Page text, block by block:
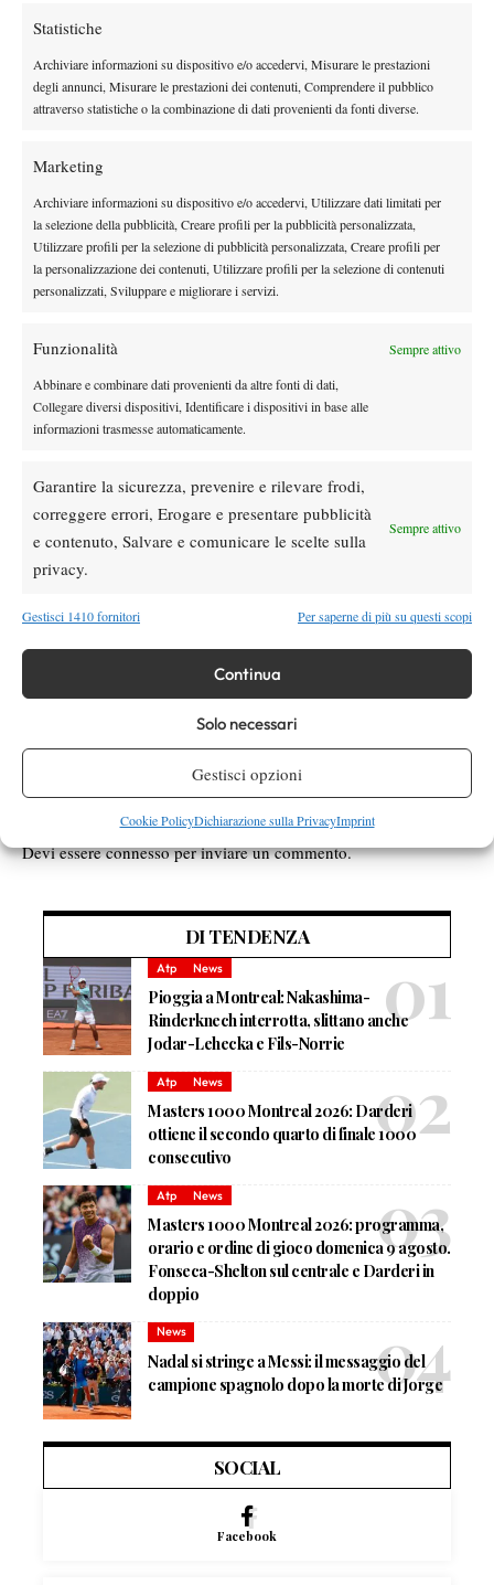
Statistiche
Archiviare informazioni su dispositivo e/o accedervi, Misurare le prestazioni
degli annunci, Misurare le prestazioni dei contenuti, Comprendere il pubblico
attraverso statistiche o la combinazione di dati provenienti da fonti diverse.
Marketing
Archiviare informazioni su dispositivo e/o accedervi, Utilizzare dati limitati per
la selezione della pubblicità, Creare profili per la pubblicità personalizzata,
Utilizzare profili per la selezione di pubblicità personalizzata, Creare profili per
la personalizzazione dei contenuti, Utilizzare profili per la selezione di contenuti
personalizzati, Sviluppare e migliorare i servizi.
Funzionalità Sempre attivo
Abbinare e combinare dati provenienti da altre fonti di dati,
Collegare diversi dispositivi, Identificare i dispositivi in base alle
informazioni trasmesse automaticamente.
Garantire la sicurezza, prevenire e rilevare frodi,
correggere errori, Erogare e presentare pubblicità
e contenuto, Salvare e comunicare le scelte sulla
privacy.
Sempre attivo
Gestisci 1410 fornitori Per saperne di più su questi scopi
Continua
Solo necessari
Gestisci opzioni
Cookie PolicyDichiarazione sulla PrivacyImprint
ritirato solo perchè era venuta gente da Arezzo. Peccato perchè
sottolineare come nota di colore che Luzzi sepsso si colpiva le
gambe colpevoli di non muoversi, fino a strapparsi violentemente
Altre dichiarazioni:
settimane. Potrei andare in Sudamerica peralcuni challenger da
75.000$ oppure andare in Corea per due tornei dal montepremi
molto alto. Devo ancora decidere..”
Marco Crugnola: “Purtroppo con la spalla va male. Non
Wimbledon non ho avuto pace. Ci sono giorni che mi alzo la
mattina e non riesco ad alzare il cappuccino..
Dopo la semifinale di doppio che Galvani e Burzi hanno vinto
contro Piccari e Colangelo, Burzi, molto simpaticamente, a
lui!!” (riferito a Stefano che in effetti ha giocato quel doppio alla
stra-grande)
Un saluto e un ringraziamento infine ad Alberto Castellani
(direttore del torneo) e Andrea Migliorini (addetto stampa)
di
Nessun commento
Devi essereconnessoper inviare un commento.
DI TENDENZA
Atp News
Pioggia a Montreal: Nakashima-
Rinderknech interrotta, slittano anche
Jodar-Lehecka e Fils-Norrie
Atp News
Masters 1000 Montreal 2026: Darderi
ottiene il secondo quarto di finale 1000
consecutivo
Atp News
Masters 1000 Montreal 2026: programma,
orario e ordine di gioco domenica 9 agosto.
Fonseca-Shelton sul centrale e Darderi in
doppio
News
Nadal si stringe a Messi: il messaggio del
campione spagnolo dopo la morte di Jorge
SOCIAL
Facebook